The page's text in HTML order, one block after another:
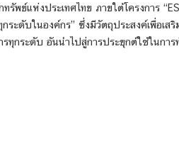
รัพย์แห่งประเทศไทย ภายใต้โครงการ
ระดับในองค์กร” ซึ่งมีวัตถุประสงค์เพื่อเส
ทุกระดับ อันนำไปสู่การประยุกต์ใช้ในกา